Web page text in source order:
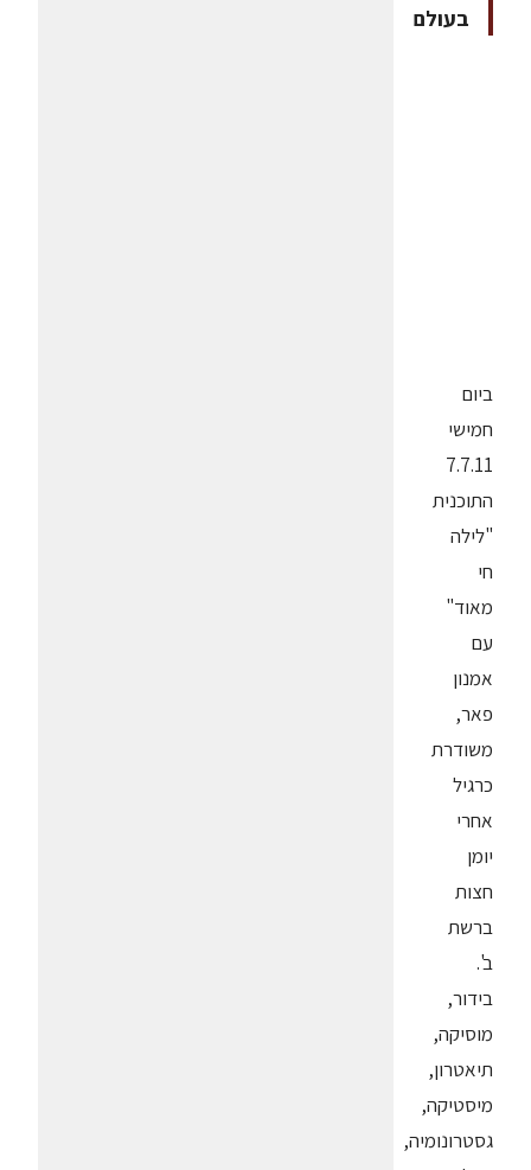
בעולם
ביום
חמישי
7.7.11
התוכנית
"לילה
חי
מאוד"
עם
אמנון
פאר,
משודרת
כרגיל
אחרי
יומן
חצות
ברשת
ב'.
בידור,
מוסיקה,
תיאטרון,
מיסטיקה,
גסטרונומיה,